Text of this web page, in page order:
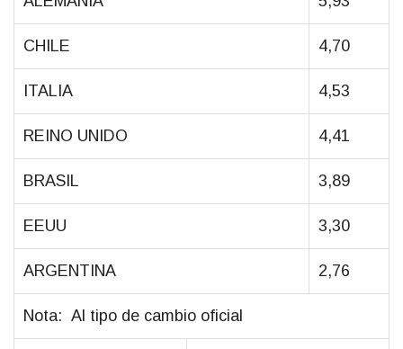
CHILE 4,70
ITALIA 4,53
REINO UNIDO 4,41
BRASIL 3,89
EEUU 3,30
ARGENTINA 2,76
Nota: Al tipo de cambio oficial